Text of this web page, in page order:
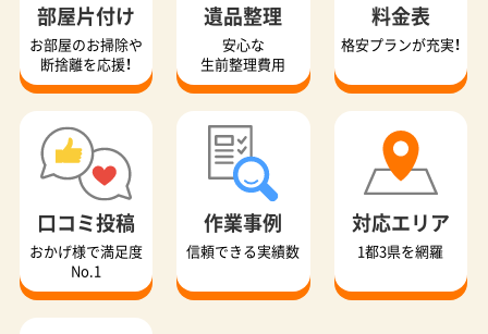
部屋片付け
お部屋のお掃除や
断捨離を応援！
遺品整理
安心な
生前整理費用
料金表
格安プランが充実！
口コミ投稿
おかげ様で満足度
No.1
作業事例
信頼できる実績数
対応エリア
1都3県を網羅